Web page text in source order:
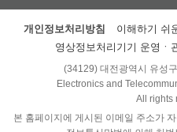
개인정보처리방침 이해하기 쉬
영상정보처리기기 운영ㆍ
(34129) 대전광역시 유성
Electronics and
All rights
본 홈페이지에 게시된 이메일 주소가